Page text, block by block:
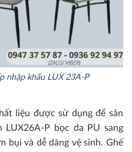
nhập khẩu LUX 23A-P
liệu được sử dụng để sản
LUX26A-P bọc da PU sang
bụi và dễ dàng vệ sinh. Ghế